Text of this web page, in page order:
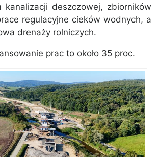
kanalizacji deszczowej, zbiorników
regulacyjne cieków wodnych, a
drenaży rolniczych.
prac to około 35 proc.